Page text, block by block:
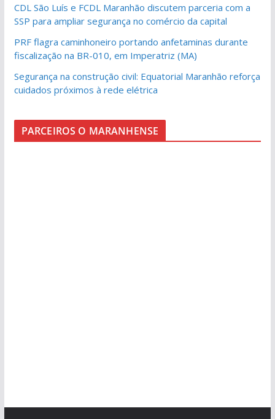
CDL São Luís e FCDL Maranhão discutem parceria com a
SSP para ampliar segurança no comércio da capital
PRF flagra caminhoneiro portando anfetaminas durante
fiscalização na BR-010, em Imperatriz (MA)
Segurança na construção civil: Equatorial Maranhão reforça
cuidados próximos à rede elétrica
PARCEIROS O MARANHENSE